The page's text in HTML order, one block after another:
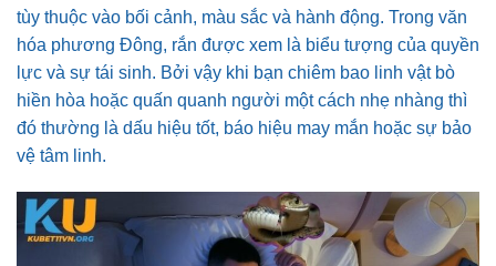
tùy thuộc vào bối cảnh, màu sắc và hành động. Trong văn
hóa phương Đông, rắn được xem là biểu tượng của quyền
lực và sự tái sinh. Bởi vậy khi bạn chiêm bao linh vật bò
hiền hòa hoặc quấn quanh người một cách nhẹ nhàng thì
đó thường là dấu hiệu tốt, báo hiệu may mắn hoặc sự bảo
vệ tâm linh.